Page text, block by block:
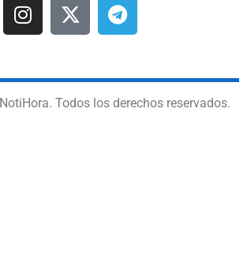
Todos los derechos reservados.